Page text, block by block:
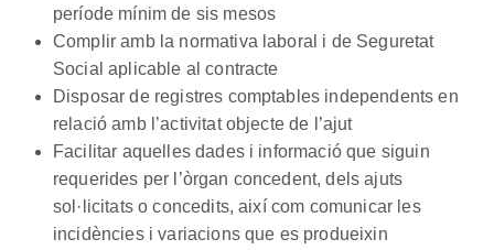
període mínim de sis mesos
Complir amb la normativa laboral i de Seguretat
Social aplicable al contracte
Disposar de registres comptables independents en
relació amb l’activitat objecte de l’ajut
Facilitar aquelles dades i informació que siguin
requerides per l’òrgan concedent, dels ajuts
sol·licitats o concedits, així com comunicar les
incidències i variacions que es produeixin